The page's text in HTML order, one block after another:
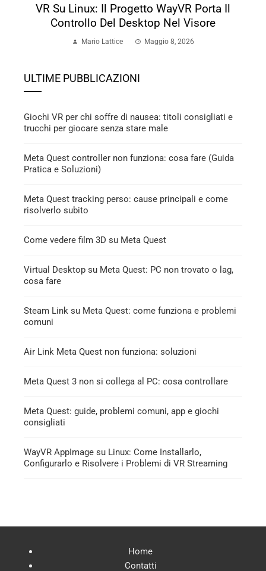
VR Su Linux: Il Progetto WayVR Porta Il
Controllo Del Desktop Nel Visore
Mario Lattice Maggio 8, 2026
ULTIME PUBBLICAZIONI
Giochi VR per chi soffre di nausea: titoli consigliati e
trucchi per giocare senza stare male
Meta Quest controller non funziona: cosa fare (Guida
Pratica e Soluzioni)
Meta Quest tracking perso: cause principali e come
risolverlo subito
Come vedere film 3D su Meta Quest
Virtual Desktop su Meta Quest: PC non trovato o lag,
cosa fare
Steam Link su Meta Quest: come funziona e problemi
comuni
Air Link Meta Quest non funziona: soluzioni
Meta Quest 3 non si collega al PC: cosa controllare
Meta Quest: guide, problemi comuni, app e giochi
consigliati
WayVR AppImage su Linux: Come Installarlo,
Configurarlo e Risolvere i Problemi di VR Streaming
Home
Contatti